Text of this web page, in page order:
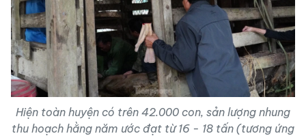
Hiện toàn huyện có trên 42.000 con, sản lượng nhung
thu hoạch hằng năm ước đạt từ 16 - 18 tấn (tương ứng